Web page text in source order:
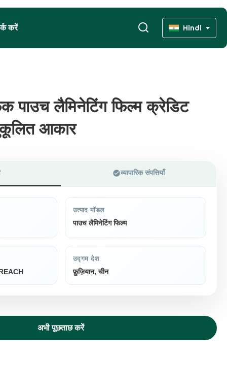
करें Hindi
पाउच लैमिनेटिंग फिल्म क्रेडिट
आकार
पाउच लैमिनेटिंग फिल्म क्रेडिट
आकार
व्यापारिक संपत्तियाँ
उत्पाद मॉडल
पाउच लैमिनेटिंग फिल्म
उद्गम देश
फ़ुज़ियान, चीन
अभी पूछताछ करें